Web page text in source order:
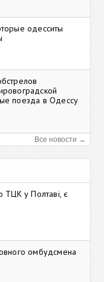
одесситы
поезда в Одессу
Все новости →
ТЦК у Полтаві, є
омбудсмена